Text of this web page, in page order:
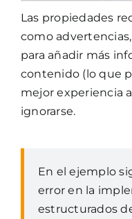
Las propiedades
como
para añadir más
contenido (lo que
mejor experiencia
ignorarse.
En el ejemplo
error en la
estructurados